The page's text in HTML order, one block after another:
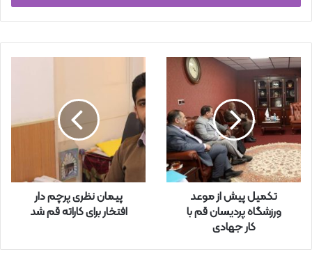
ا
ی
ل
خ
د
ر
ا
و
ا
ر
تکمیل پیش از موعد
ورزشگاه پردیسان قم با
کار جهادی
پیمان نظری پرچم دار
افتخار برای کاراته قم شد